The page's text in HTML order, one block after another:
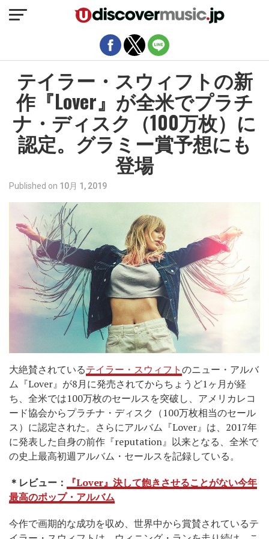
テイラー・スウィフトの新
作『Lover』が全米でプラチ
ナ・ディスク（100万枚）に
認定。グラミー賞予想にも
登場
Published on 10月 1, 2019
大絶賛されているテイラー・スウィフトのニュー・アルバ
ム『Lover』が8月に発売されてからちょうど1ヶ月が経
ち、全米では100万枚のセールスを突破し、アメリカレコ
ード協会からプラチナ・ディスク（100万枚相当のセール
ス）に認定された。さらにアルバム『Lover』は、2017年
に発表した自身の前作『reputation』以来となる、全米で
の史上最高初週アルバム・セールスを記録している。
＊レビュー：
『Lover』決して飽きさせることがない今年
最高のポップ・アルバム
今作で画期的な成功を収め、世界中から賞賛されているテ
モバイルバージョンを終了